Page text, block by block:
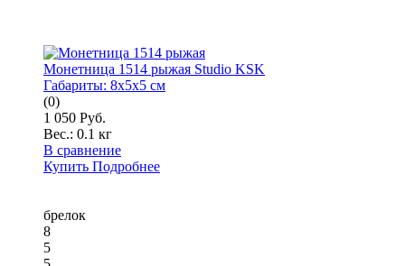
Монетница 1514 рыжая Studio KSK
Габариты: 8x5x5 см
(0)
1 050 Руб.
Вес.: 0.1 кг
В сравнение
Купить Подробнее
брелок
8
5